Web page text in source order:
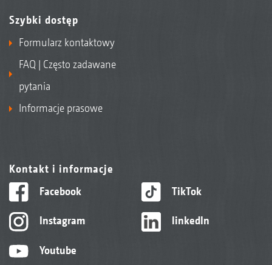
Szybki dostęp
Formularz kontaktowy
FAQ | Często zadawane
pytania
Informacje prasowe
Kontakt i informacje
Facebook
Instagram
Youtube
TikTok
linkedIn